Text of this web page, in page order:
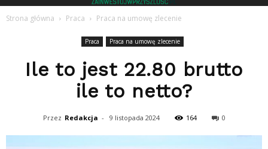
Strona główna Praca Praca na umowę zlecenie
Praca Praca na umowę zlecenie
Ile to jest 22.80 brutto
ile to netto?
Przez Redakcja - 9 listopada 2024 164 0